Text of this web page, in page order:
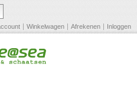
Winkelwagen Afrekenen Inloggen